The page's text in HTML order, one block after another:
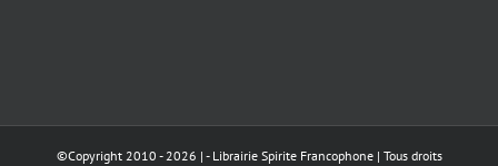
©Copyright 2010 -2026 | - Librairie Spirite Francophone | Tous droits